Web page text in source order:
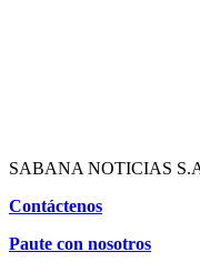
SABANA NOTICIAS
Contáctenos
Paute con nosotros